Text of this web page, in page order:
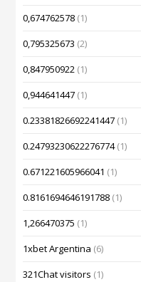
0,674762578 (1)
0,795325673 (2)
0,847950922 (1)
0,944641447 (1)
0.23381826692241447 (1)
0.24793230622276774(1)
0.671221605966041 (1)
0.8161694646191788 (1)
1,266470375 (1)
1xbet Argentina (6)
321Chat visitors (1)